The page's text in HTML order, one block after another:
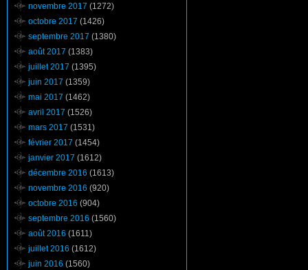
novembre 2017 (1272)
octobre 2017 (1426)
septembre 2017 (1380)
août 2017 (1383)
juillet 2017 (1395)
juin 2017 (1359)
mai 2017 (1462)
avril 2017 (1526)
mars 2017 (1531)
février 2017 (1454)
janvier 2017 (1612)
décembre 2016 (1613)
novembre 2016 (920)
octobre 2016 (904)
septembre 2016 (1560)
août 2016 (1611)
juillet 2016 (1612)
juin 2016 (1560)